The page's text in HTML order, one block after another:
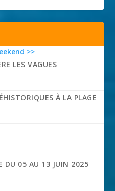
>>
LES VAGUES
À LA PLAGE
DU 05 AU 13 JUIN 2025